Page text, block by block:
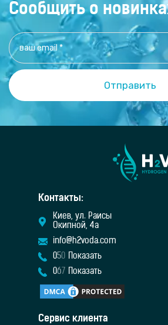
Сообщить о
Контакты:
Киев, ул. Раисы
Окипной, 4а
info@h2voda.com
050 Показать
067 Показать
Сервис клиента